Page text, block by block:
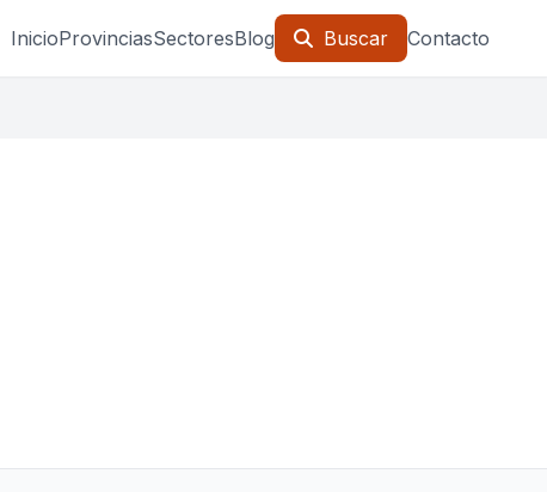
InicioProvinciasSectoresBlog Buscar Contacto